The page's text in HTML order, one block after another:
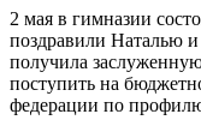
2 мая в гимназии
поздравили Наталью
получила
поступить на
федерации по